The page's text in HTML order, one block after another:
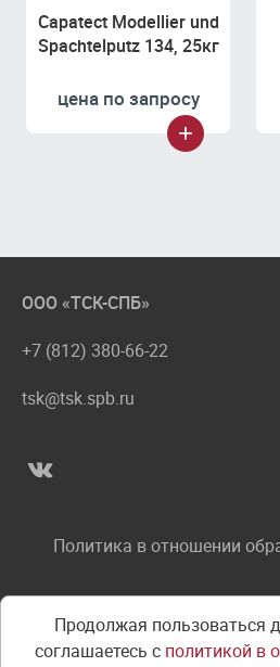
Capatect Modellier und
Spachtelputz 134, 25кг
цена по запросу
ООО «ТСК-СПБ»
+7 (812) 380-66-22
tsk@tsk.spb.ru
Политика в отношении
Соглашение об
Продолжая пользоваться
соглашаетесь с политикой в